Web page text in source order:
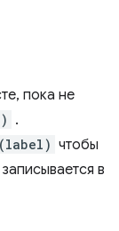
пока не
.
чтобы
в